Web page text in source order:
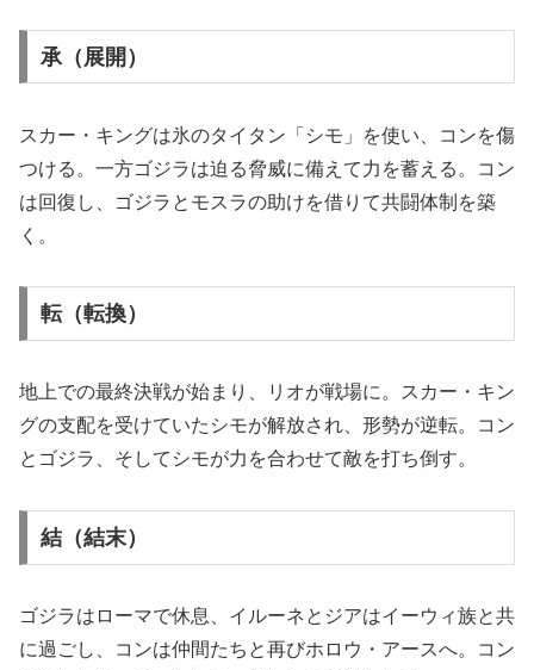
承（展開）
スカー・キングは氷のタイタン「シモ」を使い、コンを傷
つける。一方ゴジラは迫る脅威に備えて力を蓄える。コン
は回復し、ゴジラとモスラの助けを借りて共闘体制を築
く。
転（転換）
地上での最終決戦が始まり、リオが戦場に。スカー・キン
グの支配を受けていたシモが解放され、形勢が逆転。コン
とゴジラ、そしてシモが力を合わせて敵を打ち倒す。
結（結末）
ゴジラはローマで休息、イルーネとジアはイーウィ族と共
に過ごし、コンは仲間たちと再びホロウ・アースへ。コン